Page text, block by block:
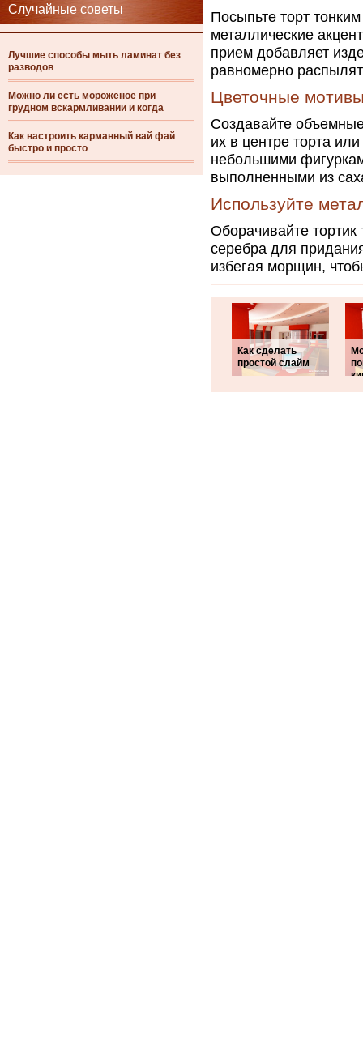
Случайные советы
Лучшие способы мыть ламинат без
разводов
Можно ли есть мороженое при
грудном вскармливании и когда
Как настроить карманный вай фай
быстро и просто
Посыпьте торт
металлические
прием добавляет
равномерно
Цветочные
Создавайте
их в центре торта
небольшими
выполненными из
Используйте
Оборачивайте
серебра для
избегая морщин,
Как сделать
простой слайм